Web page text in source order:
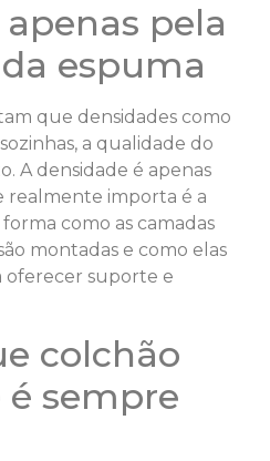
pela
espuma
que densidades como
a qualidade do
A densidade é apenas
realmente importa é a
como as camadas
montadas e como elas
oferecer suporte e
colchão
sempre